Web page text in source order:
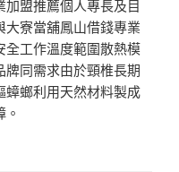
盟推薦個人專長及目
寮當舖鳳山借錢專業
全工作溫度範圍散熱模
同需求由於頸椎長期
蟑螂利用天然材料製成